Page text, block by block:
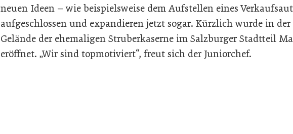
neuen Ideen – wie beispielsweise dem Aufstellen eines
aufgeschlossen und expandieren jetzt sogar. Kürzlich wurde in
Gelände der ehemaligen Struberkaserne im Salzburger Stadtteil
eröffnet. „Wir sind topmotiviert“, freut sich der Juniorchef.